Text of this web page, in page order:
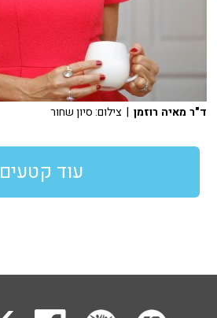
ד"ר מאיה רוזמן | צילום: סיון שחור
עוד קטעים